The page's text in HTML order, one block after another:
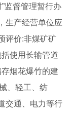
监督管理暂行办
生产经营单位应
评价:非煤矿矿
使用长输管道
烟花爆竹的建
、轻工、纺
交通、电力等行